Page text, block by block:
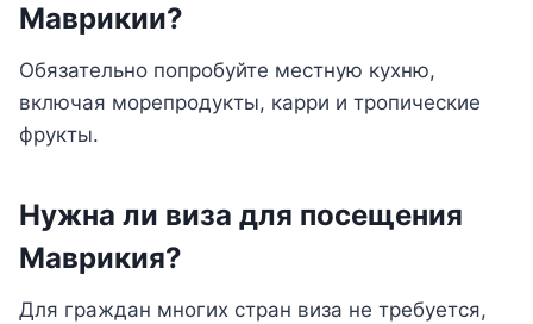
Маврикии?
Обязательно попробуйте местную кухню,
включая морепродукты, карри и тропические
фрукты.
Нужна ли виза для посещения
Маврикия?
Для граждан многих стран виза не требуется,